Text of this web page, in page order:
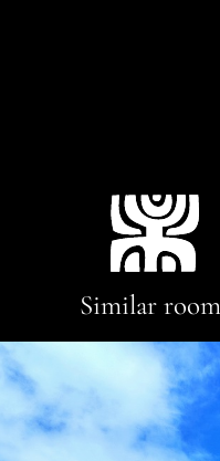
Similar